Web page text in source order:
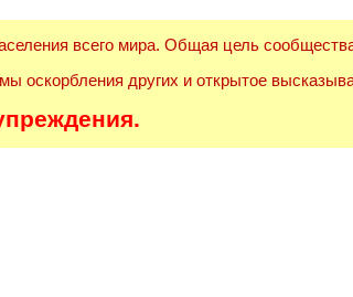
всего мира. Общая цель
оскорбления других и открытое